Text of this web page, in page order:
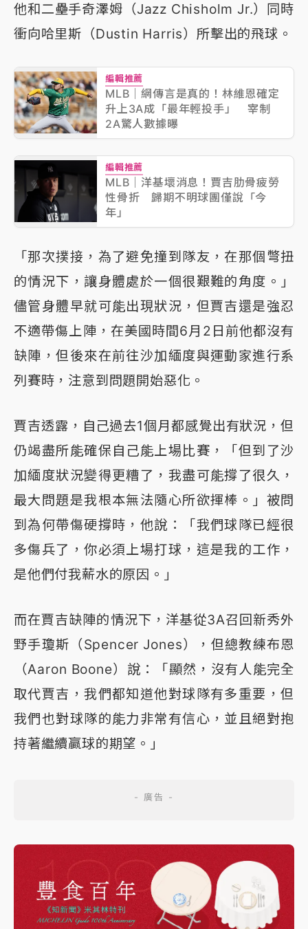
他和二壘手奇澤姆（Jazz Chisholm Jr.）同時
衝向哈里斯（Dustin Harris）所擊出的飛球。
編輯推薦
MLB｜網傳言是真的！林維恩確定
升上3A成「最年輕投手」 宰制
2A驚人數據曝
編輯推薦
MLB｜洋基壞消息！賈吉肋骨疲勞
性骨折 歸期不明球團僅說「今
年」
「那次撲接，為了避免撞到隊友，在那個彆扭
的情況下，讓身體處於一個很艱難的角度。」
儘管身體早就可能出現狀況，但賈吉還是強忍
不適帶傷上陣，在美國時間6月2日前他都沒有
缺陣，但後來在前往沙加緬度與運動家進行系
列賽時，注意到問題開始惡化。
賈吉透露，自己過去1個月都感覺出有狀況，但
仍竭盡所能確保自己能上場比賽，「但到了沙
加緬度狀況變得更糟了，我盡可能撐了很久，
最大問題是我根本無法隨心所欲揮棒。」被問
到為何帶傷硬撐時，他說：「我們球隊已經很
多傷兵了，你必須上場打球，這是我的工作，
是他們付我薪水的原因。」
而在賈吉缺陣的情況下，洋基從3A召回新秀外
野手瓊斯（Spencer Jones），但總教練布恩
（Aaron Boone）說：「顯然，沒有人能完全
取代賈吉，我們都知道他對球隊有多重要，但
我們也對球隊的能力非常有信心，並且絕對抱
持著繼續贏球的期望。」